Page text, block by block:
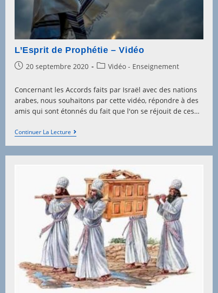
L’Esprit de Prophétie – Vidéo
Post20 septembre 2020
PostVidéo - Enseignement
Concernant les Accords faits par Israël avec des nations
arabes, nous souhaitons par cette vidéo, répondre à des
amis qui sont étonnés du fait que l'on se réjouit de ces…
Continuer La LectureL’Esprit
De
Prophétie
–